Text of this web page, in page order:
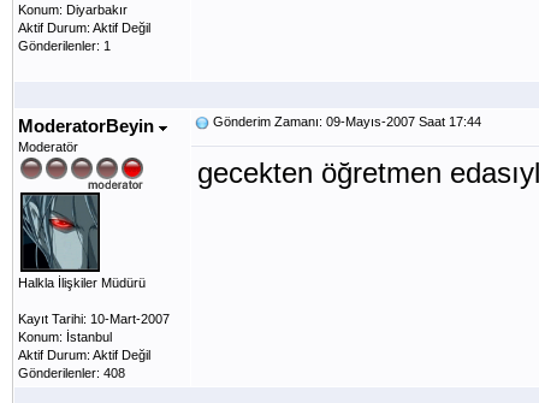
Konum: Diyarbakır
Aktif Durum: Aktif Değil
Gönderilenler: 1
ModeratorBeyin
Moderatör
Halkla İlişkiler Müdürü
Kayıt Tarihi: 10-Mart-2007
Konum: İstanbul
Aktif Durum: Aktif Değil
Gönderilenler: 408
Gönderim Zamanı: 09-Mayıs-2007 Saat 17:44
gecekten öğretmen